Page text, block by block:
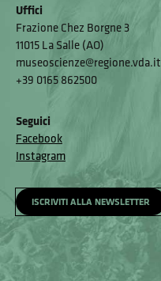
Uffici
Frazione Chez Borgne 3
11015 La Salle (AO)
museoscienze@regione.vda.it
+39 0165 862500
Seguici
Facebook
Instagram
ISCRIVITI ALLA NEWSLETTER